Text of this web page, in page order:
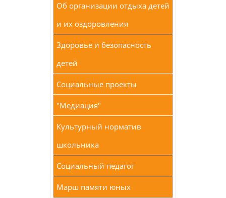
Об организации отдыха детей
и их оздоровления
Здоровье и безопасность
детей
Социальные проекты
"Медиация"
Культурный норматив
школьника
Социальный педагог
Марш памяти юных